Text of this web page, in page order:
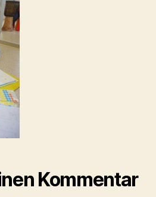
Kommentar